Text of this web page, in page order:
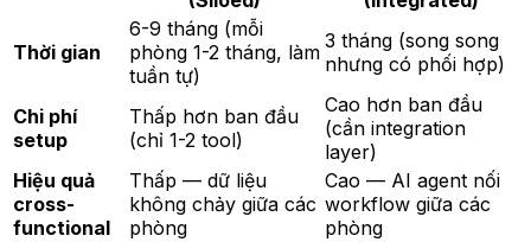
Thời gian
6-9 tháng (mỗi
phòng 1-2 tháng, làm
tuần tự)
3 tháng (song song
nhưng có phối hợp)
Chi phí
setup
Thấp hơn ban đầu
(chỉ 1-2 tool)
Cao hơn ban đầu
(cần integration
layer)
Hiệu quả
cross-
functional
Thấp — dữ liệu
không chảy giữa các
phòng
Cao — AI agent nối
workflow giữa các
phòng